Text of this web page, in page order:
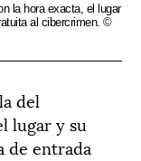
la hora exacta, el lugar
al cibercrimen. ©
del
lugar y su
de entrada